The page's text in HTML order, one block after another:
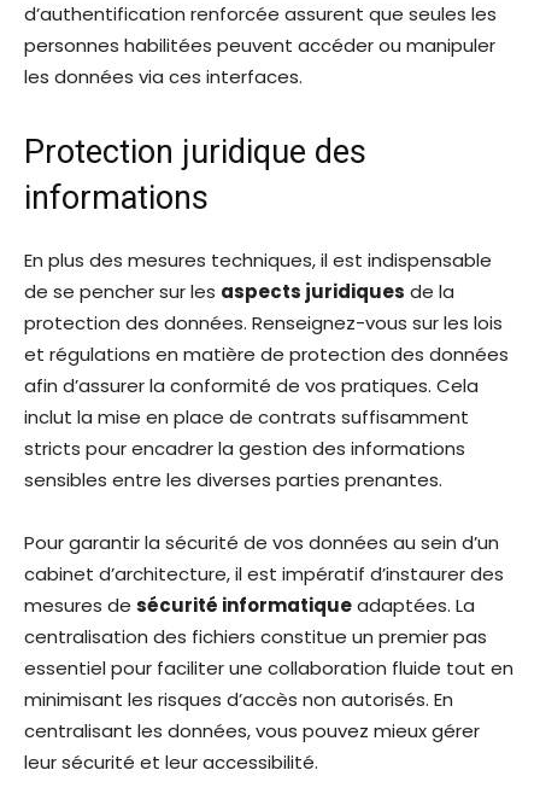
d’authentification renforcée assurent que seules les
personnes habilitées peuvent accéder ou manipuler
les données via ces interfaces.
Protection juridique des
informations
En plus des mesures techniques, il est indispensable
de se pencher sur les aspects juridiques de la
protection des données. Renseignez-vous sur les lois
et régulations en matière de protection des données
afin d’assurer la conformité de vos pratiques. Cela
inclut la mise en place de contrats suffisamment
stricts pour encadrer la gestion des informations
sensibles entre les diverses parties prenantes.
Pour garantir la sécurité de vos données au sein d’un
cabinet d’architecture, il est impératif d’instaurer des
mesures de sécurité informatiqueadaptées. La
centralisation des fichiers constitue un premier pas
essentiel pour faciliter une collaboration fluide tout en
minimisant les risques d’accès non autorisés. En
centralisant les données, vous pouvez mieux gérer
leur sécurité et leur accessibilité.